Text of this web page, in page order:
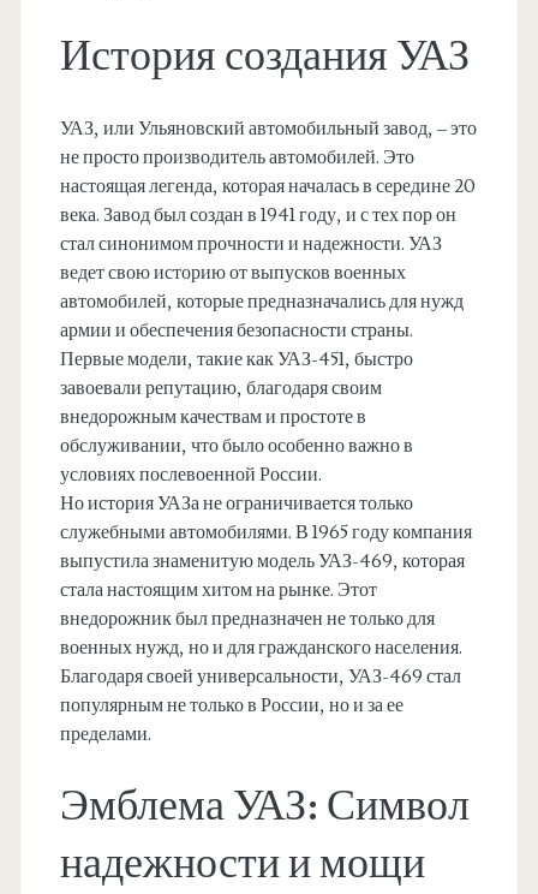
История создания УАЗ
УАЗ, или Ульяновский автомобильный завод, – это
не просто производитель автомобилей. Это
настоящая легенда, которая началась в середине 20
века. Завод был создан в 1941 году, и с тех пор он
стал синонимом прочности и надежности. УАЗ
ведет свою историю от выпусков военных
автомобилей, которые предназначались для нужд
армии и обеспечения безопасности страны.
Первые модели, такие как УАЗ-451, быстро
завоевали репутацию, благодаря своим
внедорожным качествам и простоте в
обслуживании, что было особенно важно в
условиях послевоенной России.
Но история УАЗа не ограничивается только
служебными автомобилями. В 1965 году компания
выпустила знаменитую модель УАЗ-469, которая
стала настоящим хитом на рынке. Этот
внедорожник был предназначен не только для
военных нужд, но и для гражданского населения.
Благодаря своей универсальности, УАЗ-469 стал
популярным не только в России, но и за ее
пределами.
Эмблема УАЗ: Символ
надежности и мощи